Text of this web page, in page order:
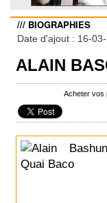
/// BIOGRAPHIES
Date d'ajout : 16-
ALAIN
Acheter vos